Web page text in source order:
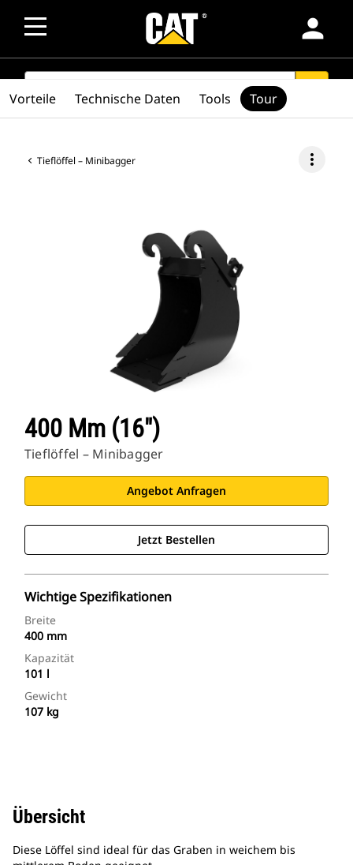
person
SEARCH
Tieflöffel – Minibagger more_vert
400 Mm (16″)
Tieflöffel – Minibagger
Angebot Anfragen
Jetzt Bestellen
Wichtige Spezifikationen
Breite
400 mm
Kapazität
101 l
Gewicht
107 kg
Vorteile Technische Daten Tools Tour
Übersicht
Diese Löffel sind ideal für das Graben in weichem bis